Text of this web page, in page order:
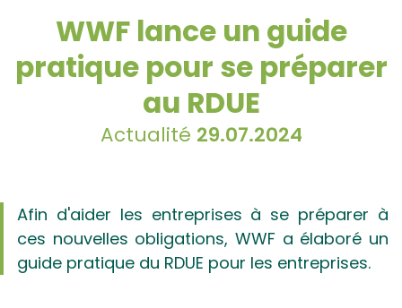
WWF lance un guide
pratique pour se préparer
au RDUE
Actualité 29.07.2024
Afin d'aider les entreprises à se préparer à
ces nouvelles obligations, WWF a élaboré un
guide pratique du RDUE pour les entreprises.